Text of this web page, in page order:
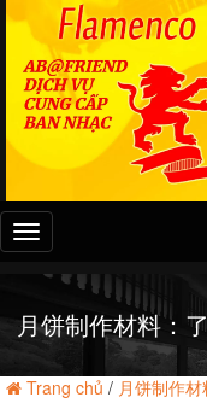
Đây
là
menu
月饼制作材料：
Trang chủ / 月饼制作